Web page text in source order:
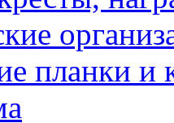
планки и